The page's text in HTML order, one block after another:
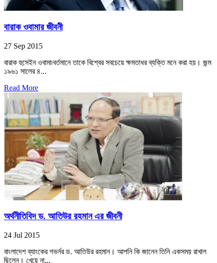
বারাক ওবামার জীবনী
27 Sep 2015
বারাক হুসেইন ওবামা৷বর্তমানে তাকে বিশ্বের সবচেয়ে ক্ষমতাধর ব্যক্তি মনে করা হয়। জন্ম
১৯৬১ সালের ৪...
Read More
অর্থনীতিবিদ ড. আতিউর রহমান এর জীবনী
24 Jul 2015
বাংলাদেশ ব্যাংকের গভর্নর ড. আতিউর রহমান। আপনি কি জানেন তিনি একসময় রাখাল
ছিলেন। খেয়ে না...